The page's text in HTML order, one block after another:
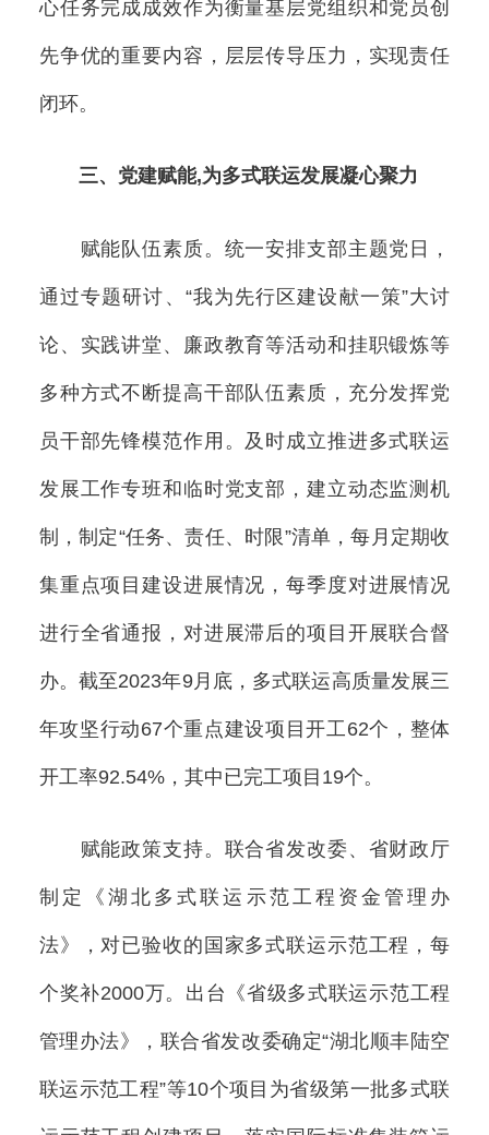
心任务完成成效作为衡量基层党组织和党员创
先争优的重要内容，层层传导压力，实现责任
闭环。
三、党建赋能,为多式联运发展凝心聚力
赋能队伍素质。统一安排支部主题党日，
通过专题研讨、“我为先行区建设献一策”大讨
论、实践讲堂、廉政教育等活动和挂职锻炼等
多种方式不断提高干部队伍素质，充分发挥党
员干部先锋模范作用。及时成立推进多式联运
发展工作专班和临时党支部，建立动态监测机
制，制定“任务、责任、时限”清单，每月定期收
集重点项目建设进展情况，每季度对进展情况
进行全省通报，对进展滞后的项目开展联合督
办。截至2023年9月底，多式联运高质量发展三
年攻坚行动67个重点建设项目开工62个，整体
开工率92.54%，其中已完工项目19个。
赋能政策支持。联合省发改委、省财政厅
制定《湖北多式联运示范工程资金管理办
法》，对已验收的国家多式联运示范工程，每
个奖补2000万。出台《省级多式联运示范工程
管理办法》，联合省发改委确定“湖北顺丰陆空
联运示范工程”等10个项目为省级第一批多式联